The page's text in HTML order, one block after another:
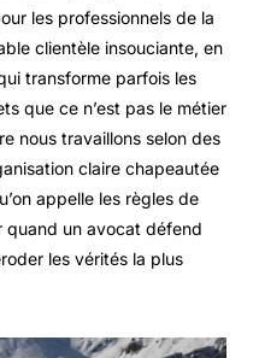
les professionnels de la
clientèle insouciante, en
transforme parfois les
que ce n’est pas le métier
nous travaillons selon des
claire chapeautée
appelle les règles de
quand un avocat défend
les vérités la plus